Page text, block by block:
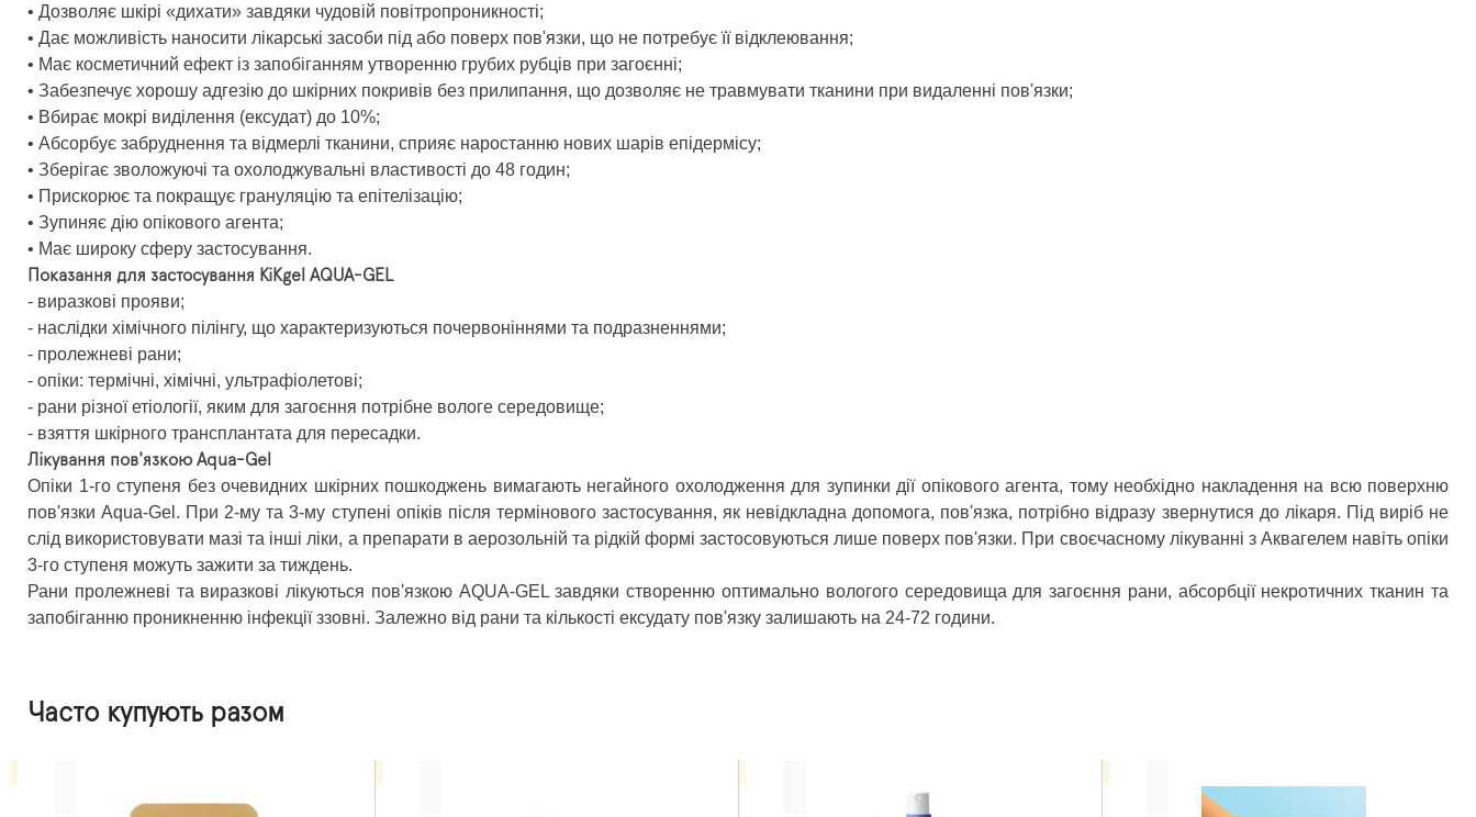
• Дозволяє шкірі «дихати» завдяки чудовій повітропроникності;
• Дає можливість наносити лікарські засоби під або поверх пов'язки, що не потребує її відклеювання;
• Має косметичний ефект із запобіганням утворенню грубих рубців при загоєнні;
• Забезпечує хорошу адгезію до шкірних покривів без прилипання, що дозволяє не травмувати тканини при видаленні пов'язки;
• Вбирає мокрі виділення (ексудат) до 10%;
• Абсорбує забруднення та відмерлі тканини, сприяє наростанню нових шарів епідермісу;
• Зберігає зволожуючі та охолоджувальні властивості до 48 годин;
• Прискорює та покращує грануляцію та епітелізацію;
• Зупиняє дію опікового агента;
• Має широку сферу застосування.
Показання для застосування KiKgеl AQUA-GEL
- виразкові прояви;
- наслідки хімічного пілінгу, що характеризуються почервоніннями та подразненнями;
- пролежневі рани;
- опіки: термічні, хімічні, ультрафіолетові;
- рани різної етіології, яким для загоєння потрібне вологе середовище;
- взяття шкірного трансплантата для пересадки.
Лікування пов'язкою Aqua-Gel
Опіки 1-го ступеня без очевидних шкірних пошкоджень вимагають негайного охолодження для зупинки дії опікового агента, тому необхідно накладення на всю поверхню
пов'язки Aqua-Gel. При 2-му та 3-му ступені опіків після термінового застосування, як невідкладна допомога, пов'язка, потрібно відразу звернутися до лікаря. Під виріб не
слід використовувати мазі та інші ліки, а препарати в аерозольній та рідкій формі застосовуються лише поверх пов'язки. При своєчасному лікуванні з Аквагелем навіть опіки
3-го ступеня можуть зажити за тиждень.
Рани пролежневі та виразкові лікуються пов'язкою AQUA-GEL завдяки створенню оптимально вологого середовища для загоєння рани, абсорбції некротичних тканин та
запобіганню проникненню інфекції ззовні. Залежно від рани та кількості ексудату пов'язку залишають на 24-72 години.
Часто купують разом